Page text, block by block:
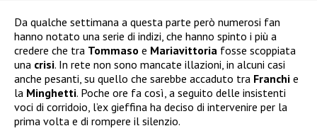
Da qualche settimana a questa parte però numerosi fan
hanno notato una serie di indizi, che hanno spinto i più a
credere che tra Tommaso e Mariavittoria fosse scoppiata
una crisi. In rete non sono mancate illazioni, in alcuni casi
anche pesanti, su quello che sarebbe accaduto tra Franchi e
la Minghetti. Poche ore fa così, a seguito delle insistenti
voci di corridoio, l’ex gieffina ha deciso di intervenire per la
prima volta e di rompere il silenzio.